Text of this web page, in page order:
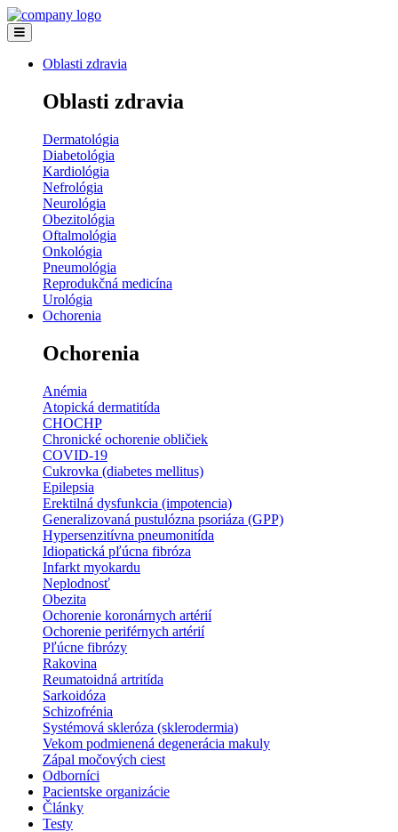
Oblasti zdravia
Oblasti zdravia
Dermatológia
Diabetológia
Kardiológia
Nefrológia
Neurológia
Obezitológia
Oftalmológia
Onkológia
Pneumológia
Reprodukčná medicína
Urológia
Ochorenia
Ochorenia
Anémia
Atopická dermatitída
CHOCHP
Chronické ochorenie obličiek
COVID-19
Cukrovka (diabetes mellitus)
Epilepsia
Erektilná dysfunkcia (impotencia)
Generalizovaná pustulózna psoriáza (GPP)
Hypersenzitívna pneumonitída
Idiopatická pľúcna fibróza
Infarkt myokardu
Neplodnosť
Obezita
Ochorenie koronárnych artérií
Ochorenie periférnych artérií
Pľúcne fibrózy
Rakovina
Reumatoidná artritída
Sarkoidóza
Schizofrénia
Systémová skleróza (sklerodermia)
Vekom podmienená degenerácia makuly
Zápal močových ciest
Odborníci
Pacientske organizácie
Články
Testy